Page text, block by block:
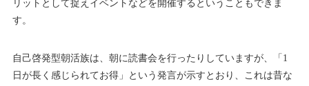
リットとして捉えイベントなどを開催するということもできま
す。
自己啓発型朝活族は、朝に読書会を行ったりしていますが、「1
日が長く感じられてお得」という発言が示すとおり、これは昔な